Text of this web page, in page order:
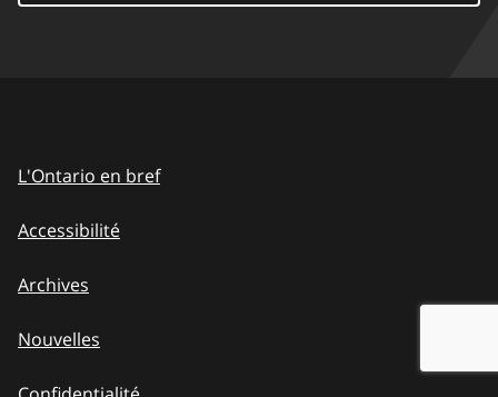
L'Ontario en bref
Accessibilité
Archives
Nouvelles